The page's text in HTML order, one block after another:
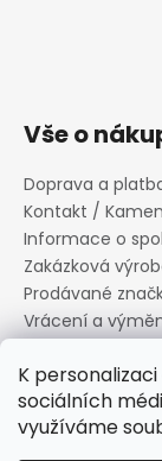
K
sociálních
využíváme
Vše o
Doprava a
Kontakt /
Informace o
Zakázková
Prodávané
Vrácení a
Informace o
Reklamační řád
Obchodní